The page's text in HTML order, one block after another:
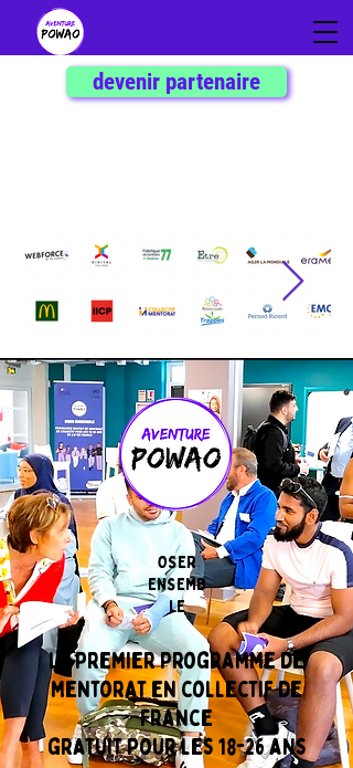
devenir partenaire
OSER
ENSEMB
LE
le premier programme de
mentorat en collectif de
France
gratuit pour les 18-26 ans